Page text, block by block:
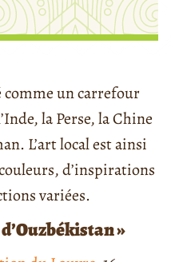
comme un carrefour
la Perse, la Chine
L’art local est ainsi
d’inspirations
variées.
»